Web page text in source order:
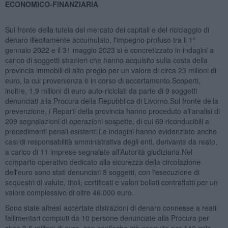
ECONOMICO-FINANZIARIA
Sul fronte della tutela del mercato dei capitali e del riciclaggio di
denaro illecitamente accumulato, l'impegno profuso tra il 1°
gennaio 2022 e il 31 maggio 2023 si è concretizzato in indagini a
carico di soggetti stranieri che hanno acquisito sulla costa della
provincia immobili di alto pregio per un valore di circa 23 milioni di
euro, la cui provenienza è in corso di accertamento.Scoperti,
inoltre, 1,9 milioni di euro auto-riciclati da parte di 9 soggetti
denunciati alla Procura della Repubblica di Livorno.Sul fronte della
prevenzione, i Reparti della provincia hanno proceduto all'analisi di
209 segnalazioni di operazioni sospette, di cui 69 riconducibili a
procedimenti penali esistenti.Le indagini hanno evidenziato anche
casi di responsabilità amministrativa degli enti, derivante da reato,
a carico di 11 imprese segnalate all’Autorità giudiziaria.Nel
comparto operativo dedicato alla sicurezza della circolazione
dell'euro sono stati denunciati 8 soggetti, con l'esecuzione di
sequestri di valute, titoli, certificati e valori bollati contraffatti per un
valore complessivo di oltre 46.000 euro.
Sono state altresì accertate distrazioni di denaro connesse a reati
fallimentari compiuti da 10 persone denunciate alla Procura per